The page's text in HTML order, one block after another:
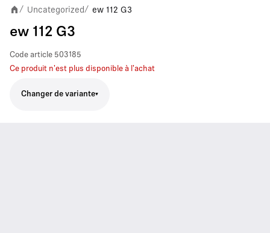
/ Uncategorized/ ew 112 G3
ew 112 G3
Code article 503185
Ce produit n'est plus disponible à l'achat
Changer de variante